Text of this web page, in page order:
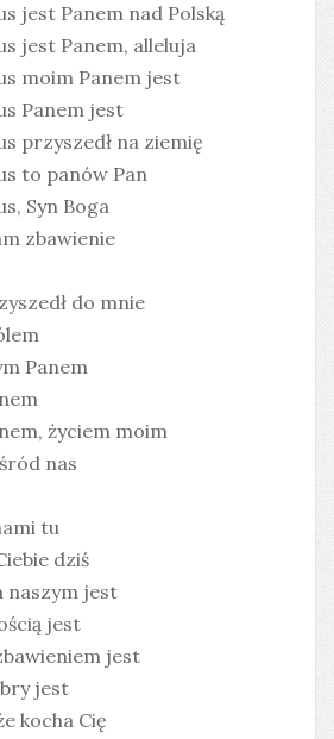
jest Panem nad Polską
jest Panem, alleluja
moim Panem jest
Panem jest
przyszedł na ziemię
to panów Pan
Syn Boga
zbawienie
do mnie
Panem
życiem moim
nas
tu
dziś
naszym jest
jest
jest
jest
kocha Cię